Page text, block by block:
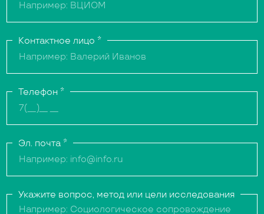
Контактное лицо*
Телефон*
Эл. почта*
Укажите вопрос, метод или цели исследования